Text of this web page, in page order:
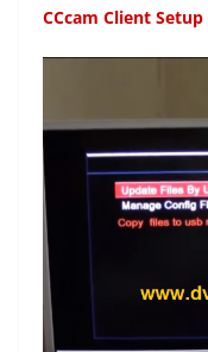
CCcam Client Setup